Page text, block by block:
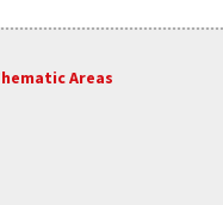
Areas